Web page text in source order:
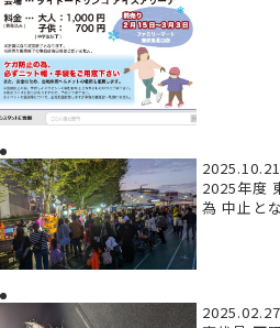
2025.10.21
2025年度
為 中止と
2025.02.27